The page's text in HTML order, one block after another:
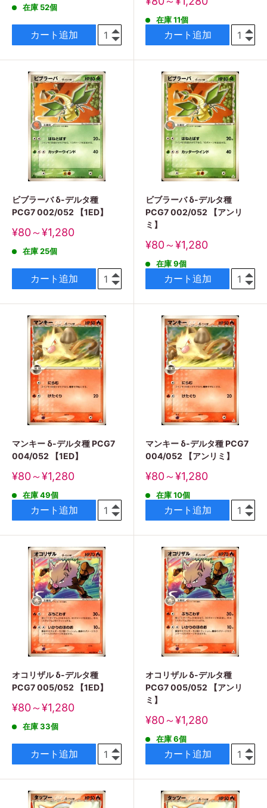
価
在庫 52個
カート追加
価在庫 11個
カート追加
ビブラーバ δ-デルタ種
PCG7 002/052 【1ED】
販
価
¥80～¥1,280
在庫 25個
カート追加
ビブラーバ δ-デルタ種
PCG7 002/052 【アンリ
ミ】
販
価
¥80～¥1,280
在庫 9個
カート追加
マンキー δ-デルタ種 PCG7
004/052 【1ED】
販
価
¥80～¥1,280
在庫 49個
カート追加
マンキー δ-デルタ種 PCG7
004/052 【アンリミ】
販
価
¥80～¥1,280
在庫 10個
カート追加
オコリザル δ-デルタ種
PCG7 005/052 【1ED】
販
価
¥80～¥1,280
在庫 33個
カート追加
オコリザル δ-デルタ種
PCG7 005/052 【アンリ
ミ】
販
価
¥80～¥1,280
在庫 6個
カート追加